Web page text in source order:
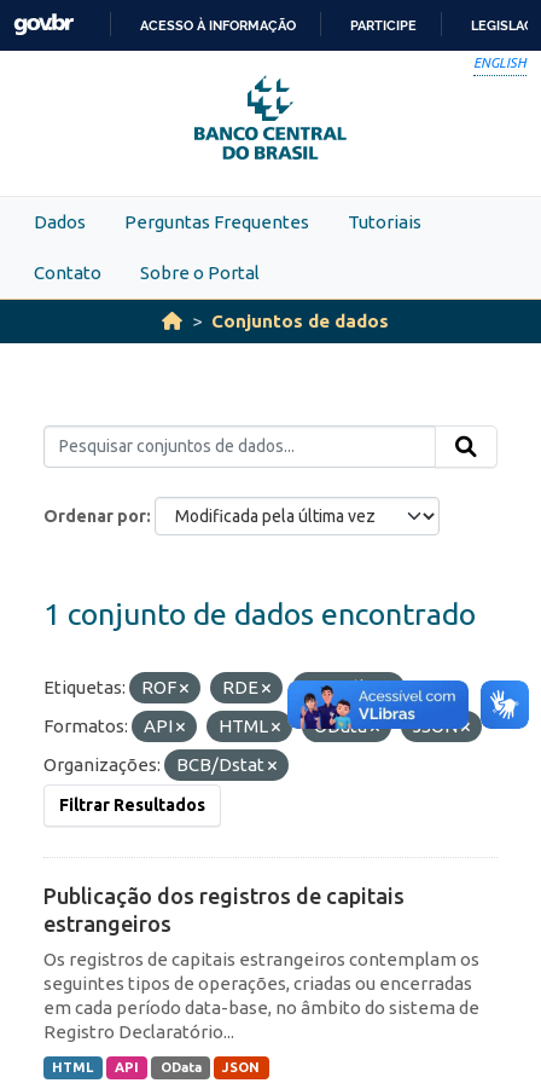
Skip to main content
PARA
O
CONTEÚDO
ACESSO À INFORMAÇÃO PARTICIPE
ENGLISH
Dados Perguntas Frequentes Tutoriais
Contato Sobre o Portal
Conjuntos de dados
Ordenar por
1 conjunto de dados encontrado
Etiquetas: ROF RDE
Portfólio
Formatos:
API HTML OData
JSON
Organizações:
BCB/Dstat
Filtrar Resultados
Publicação dos registros de capitais
estrangeiros
Os registros de capitais estrangeiros contemplam os
seguintes tipos de operações, criadas ou encerradas
em cada período data-base, no âmbito do sistema de
Registro Declaratório...
HTML API OData JSON